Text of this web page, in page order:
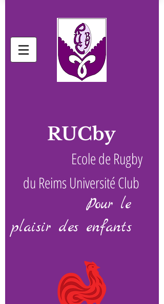
RUCby
Ecole de Rugby
du Reims Université Club
Pour le
plaisir des enfants